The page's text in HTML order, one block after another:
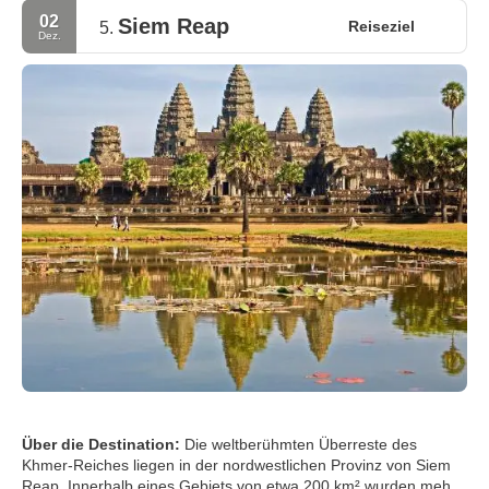
02
Dez. 5. Siem Reap Reiseziel
Über die Destination: Die weltberühmten Überreste des
Khmer-Reiches liegen in der nordwestlichen Provinz von Siem